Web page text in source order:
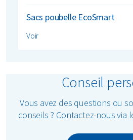
Sacs poubelle EcoSmart
Voir
Conseil
Vous avez des questions ou
conseils ? Contactez-nous via